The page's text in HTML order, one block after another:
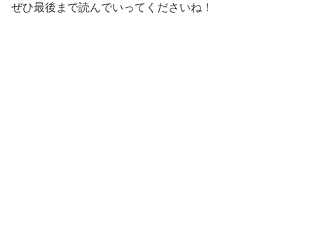
ぜひ最後まで読んでいってくださいね！